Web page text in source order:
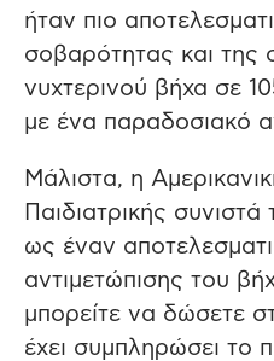
ήταν πιο
σοβαρότητας και της
νυχτερινού βήχα σε
με ένα παραδοσιακό
Μάλιστα, η
Παιδιατρικής
ως έναν
αντιμετώπισης του
μπορείτε να δώσετε
έχει συμπληρώσει το